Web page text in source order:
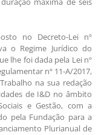
no Decreto-Lei nº
o Regime Jurídico do
lhe foi dada pela Lei nº
nº 11-A/2017,
na sua redação
de I&D no âmbito
e Gestão, com a
pela Fundação para a
Plurianual de